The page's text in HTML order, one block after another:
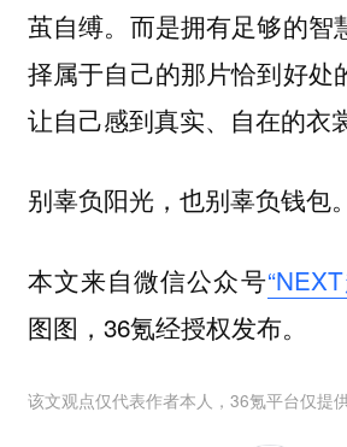
茧自缚。而是拥有足够的智
择属于自己的那片恰到好处
让自己感到真实、自在的衣
别辜负阳光，也别辜负钱包。
本文来自微信公众号
图图，36氪经授权发布。
该文观点仅代表作者本人，36氪平台仅提